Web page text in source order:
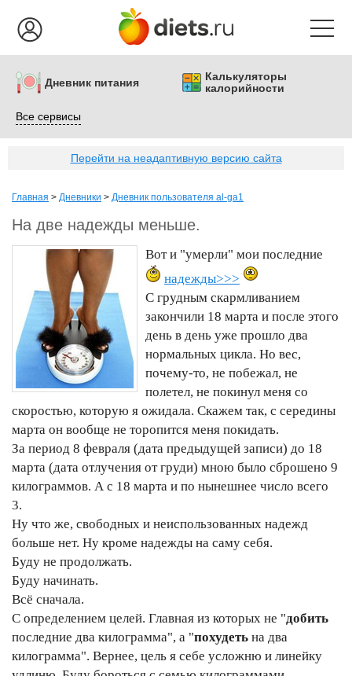
Дневник питания
Калькуляторы
калорийности
Все сервисы
Перейти на неадаптивную версию сайта
Главная > Дневники > Дневник пользователя al-ga1
На две надежды меньше.
Вот и "умерли" мои последние
надежды>>>
С грудным скармливанием
закончили 18 марта и после этого
день в день уже прошло два
нормальных цикла. Но вес,
почему-то, не побежал, не
полетел, не покинул меня со
скоростью, которую я ожидала. Скажем так, с середины
марта он вообще не торопится меня покидать.
За период 8 февраля (дата предыдущей записи) до 18
марта (дата отлучения от груди) мною было сброшено 9
килограммов. А с 18 марта и по нынешнее число всего
3.
Ну что же, свободных и неиспользованных надежд
больше нет. Ну кроме надежды на саму себя.
Буду не продолжать.
Буду начинать.
Всё сначала.
С определением целей. Главная из которых не "добить
последние два килограмма", а "похудеть на два
килограмма". Вернее, цель я себе усложню и линейку